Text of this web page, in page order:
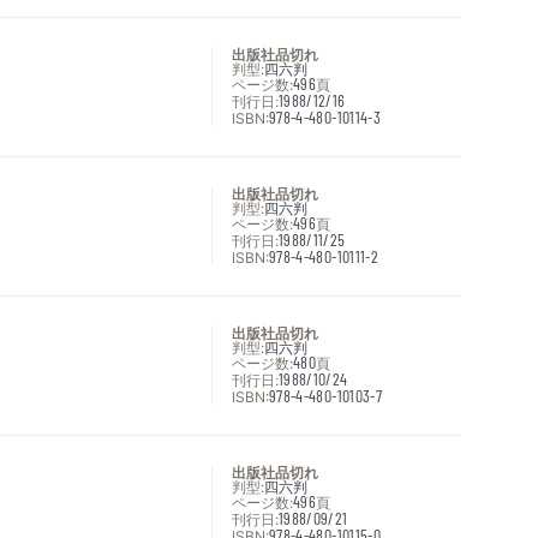
出版社品切れ
判型:四六判
ページ数:496頁
刊行日:1988/12/16
ISBN:978-4-480-10114-3
出版社品切れ
判型:四六判
ページ数:496頁
刊行日:1988/11/25
ISBN:978-4-480-10111-2
出版社品切れ
判型:四六判
ページ数:480頁
刊行日:1988/10/24
ISBN:978-4-480-10103-7
出版社品切れ
判型:四六判
ページ数:496頁
刊行日:1988/09/21